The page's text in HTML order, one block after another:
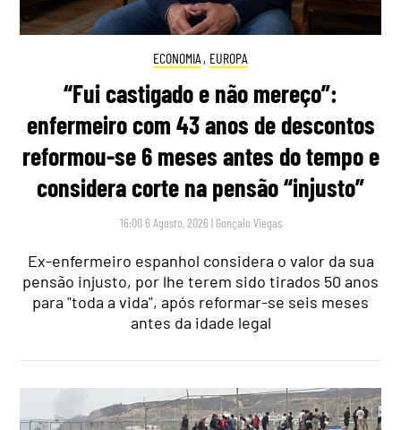
ECONOMIA , EUROPA
“Fui castigado e não mereço”:
enfermeiro com 43 anos de descontos
reformou-se 6 meses antes do tempo e
considera corte na pensão “injusto”
16:00 6 Agosto, 2026 | Gonçalo Viegas
Ex-enfermeiro espanhol considera o valor da sua
pensão injusto, por lhe terem sido tirados 50 anos
para "toda a vida", após reformar-se seis meses
antes da idade legal